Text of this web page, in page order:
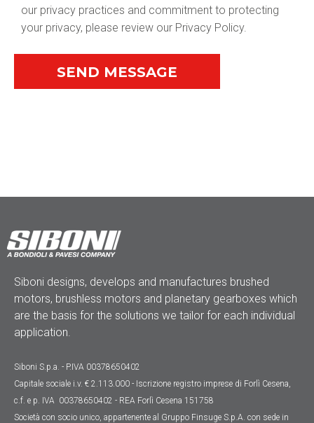
our privacy practices and commitment to protecting
your privacy, please review our Privacy Policy.
Siboni designs, develops and manufactures brushed
motors, brushless motors and planetary gearboxes which
are the basis for the solutions we tailor for each individual
application.
Siboni S.p.a. - P.IVA 00378650402
Capitale sociale i.v. € 2.113.000 - Iscrizione registro imprese di Forlì Cesena,
c.f. e p. IVA 00378650402 - REA Forlì Cesena 151758
Società con socio unico, appartenente al Gruppo Finsuge S.p.A. con sede in